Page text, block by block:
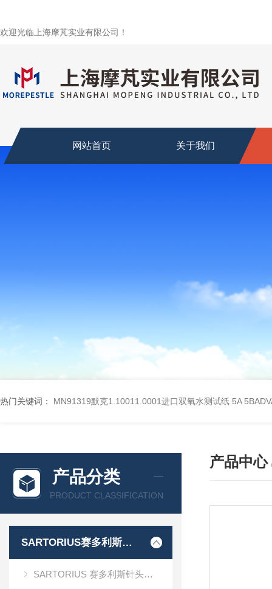
欢迎光临上海摩芃实业有限公司！
网站首页 关于我们
热门关键词： MN91319默克1.10011.0001进口双氧水测试纸 5A
产品分类
PRODUCT CLASSIFICATION
SARTORIUS赛多利斯德国
SARTORIUS 赛多利斯针头式滤器
产品中心